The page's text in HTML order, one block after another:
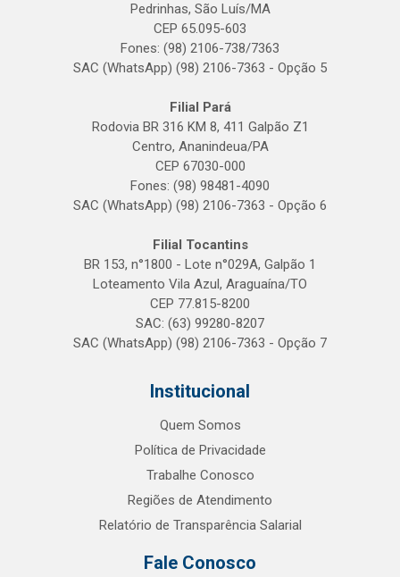
Pedrinhas, São Luís/MA
CEP 65.095-603
Fones: (98) 2106-738/7363
SAC (WhatsApp) (98) 2106-7363 - Opção 5
Filial Pará
Rodovia BR 316 KM 8, 411 Galpão Z1
Centro, Ananindeua/PA
CEP 67030-000
Fones: (98) 98481-4090
SAC (WhatsApp) (98) 2106-7363 - Opção 6
Filial Tocantins
BR 153, n°1800 - Lote n°029A, Galpão 1
Loteamento Vila Azul, Araguaína/TO
CEP 77.815-8200
SAC: (63) 99280-8207
SAC (WhatsApp) (98) 2106-7363 - Opção 7
Institucional
Quem Somos
Política de Privacidade
Trabalhe Conosco
Regiões de Atendimento
Relatório de Transparência Salarial
Fale Conosco